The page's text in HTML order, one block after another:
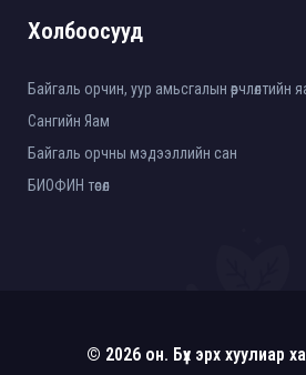
Холбоосууд
Байгаль орчин, уур амьсгалын өөрчлөлтийн
Сангийн Яам
Байгаль орчны мэдээллийн сан
БИОФИН төсөл
© 2026 он. Бүх эрх хуулиар